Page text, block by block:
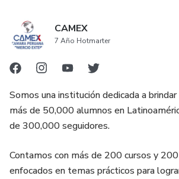
CAMEX
7 Año Hotmarter
Somos una institución dedicada a
más de 50,000 alumnos en
de 300,000 seguidores.
Contamos con más de 200 cursos y
enfocados en temas prácticos para